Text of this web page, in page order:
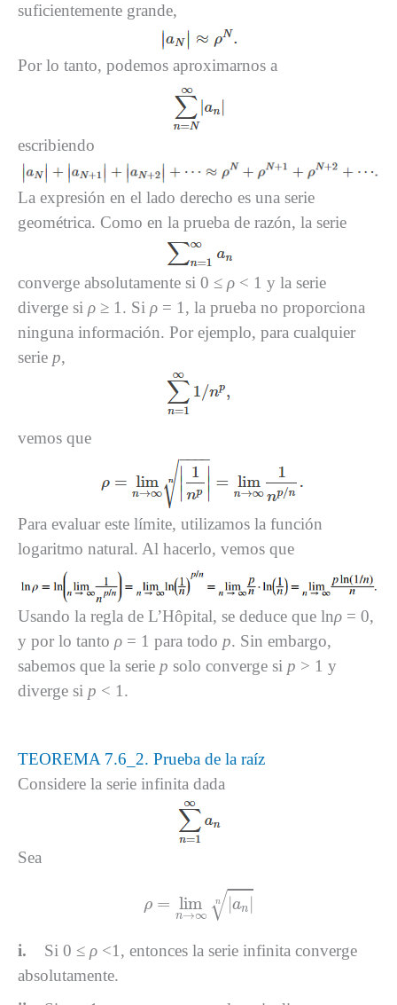
suficientemente grande,
Por lo tanto, podemos aproximarnos a
escribiendo
La expresión en el lado derecho es una serie
geométrica. Como en la prueba de razón, la serie
converge absolutamente si 0 ≤ ρ < 1 y la serie
diverge si ρ ≥ 1. Si ρ = 1, la prueba no proporciona
ninguna información. Por ejemplo, para cualquier
serie p,
vemos que
Para evaluar este límite, utilizamos la función
logaritmo natural. Al hacerlo, vemos que
Usando la regla de L’Hôpital, se deduce que lnρ = 0,
y por lo tanto ρ = 1 para todo p. Sin embargo,
sabemos que la serie p solo converge si p > 1 y
diverge si p < 1.
TEOREMA 7.6_2. Prueba de la raíz
Considere la serie infinita dada
Sea
ρ = lim
n→∞
n
√|an |
|an|n
i. Si 0 ≤ ρ <1, entonces la serie infinita converge
absolutamente.